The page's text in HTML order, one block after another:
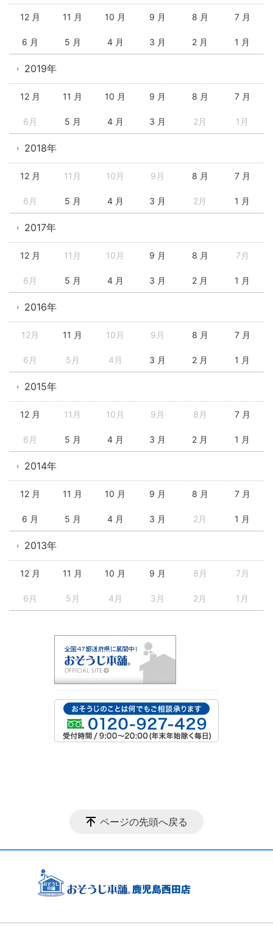
12 月 11 月 10 月 9 月 8 月 7 月
6 月 5 月 4 月 3 月 2 月 1 月
2019年
12 月 11 月 10 月 9 月 8 月 7 月
6月 5 月 4 月 3 月 2月 1月
2018年
12 月 11月 10月 9月 8 月 7 月
6月 5 月 4 月 3 月 2月 1 月
2017年
12 月 11月 10月 9 月 8 月 7月
6月 5 月 4 月 3 月 2 月 1 月
2016年
12月 11 月 10月 9月 8 月 7 月
6月 5月 4月 3 月 2 月 1 月
2015年
12 月 11月 10月 9月 8月 7 月
6月 5 月 4 月 3 月 2 月 1 月
2014年
12 月 11 月 10 月 9 月 8 月 7 月
6 月 5 月 4 月 3 月 2月 1 月
2013年
12 月 11 月 10 月 9 月 8月 7月
6月 5月 4月 3月 2月 1月
ページの先頭へ戻る